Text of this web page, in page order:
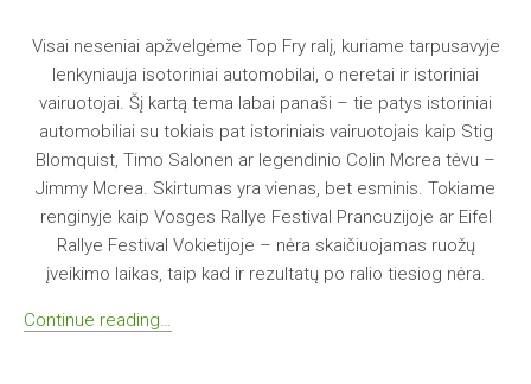
Visai neseniai apžvelgėme Top Fry ralį, kuriame tarpusavyje
lenkyniauja isotoriniai automobilai, o neretai ir istoriniai
vairuotojai. Šį kartą tema labai panaši – tie patys istoriniai
automobiliai su tokiais pat istoriniais vairuotojais kaip Stig
Blomquist, Timo Salonen ar legendinio Colin Mcrea tėvu –
Jimmy Mcrea. Skirtumas yra vienas, bet esminis. Tokiame
renginyje kaip Vosges Rallye Festival Prancuzijoje ar Eifel
Rallye Festival Vokietijoje – nėra skaičiuojamas ruožų
įveikimo laikas, taip kad ir rezultatų po ralio tiesiog nėra.
Continue reading…